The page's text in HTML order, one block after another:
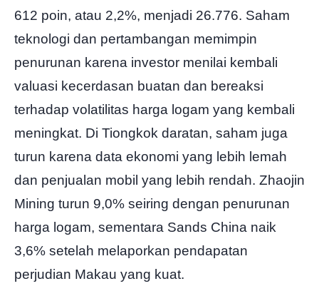
612 poin, atau 2,2%, menjadi 26.776. Saham
teknologi dan pertambangan memimpin
penurunan karena investor menilai kembali
valuasi kecerdasan buatan dan bereaksi
terhadap volatilitas harga logam yang kembali
meningkat. Di Tiongkok daratan, saham juga
turun karena data ekonomi yang lebih lemah
dan penjualan mobil yang lebih rendah. Zhaojin
Mining turun 9,0% seiring dengan penurunan
harga logam, sementara Sands China naik
3,6% setelah melaporkan pendapatan
perjudian Makau yang kuat.